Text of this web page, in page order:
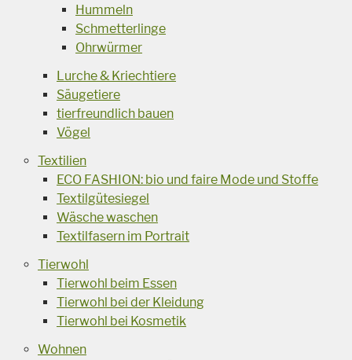
Hummeln
Schmetterlinge
Ohrwürmer
Lurche & Kriechtiere
Säugetiere
tierfreundlich bauen
Vögel
Textilien
ECO FASHION: bio und faire Mode und Stoffe
Textilgütesiegel
Wäsche waschen
Textilfasern im Portrait
Tierwohl
Tierwohl beim Essen
Tierwohl bei der Kleidung
Tierwohl bei Kosmetik
Wohnen